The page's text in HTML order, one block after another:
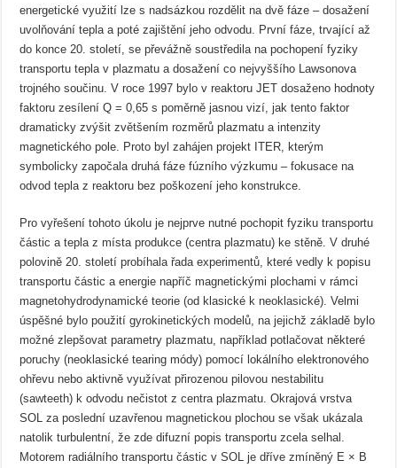
energetické využití lze s nadsázkou rozdělit na dvě fáze – dosažení
uvolňování tepla a poté zajištění jeho odvodu. První fáze, trvající až
do konce 20. století, se převážně soustředila na pochopení fyziky
transportu tepla v plazmatu a dosažení co nejvyššího Lawsonova
trojného součinu. V roce 1997 bylo v reaktoru JET dosaženo hodnoty
faktoru zesílení Q = 0,65 s poměrně jasnou vizí, jak tento faktor
dramaticky zvýšit zvětšením rozměrů plazmatu a intenzity
magnetického pole. Proto byl zahájen projekt ITER, kterým
symbolicky započala druhá fáze fúzního výzkumu – fokusace na
odvod tepla z reaktoru bez poškození jeho konstrukce.
Pro vyřešení tohoto úkolu je nejprve nutné pochopit fyziku transportu
částic a tepla z místa produkce (centra plazmatu) ke stěně. V druhé
polovině 20. století probíhala řada experimentů, které vedly k popisu
transportu částic a energie napříč magnetickými plochami v rámci
magnetohydrodynamické teorie (od klasické k neoklasické). Velmi
úspěšné bylo použití gyrokinetických modelů, na jejichž základě bylo
možné zlepšovat parametry plazmatu, například potlačovat některé
poruchy (neoklasické tearing módy) pomocí lokálního elektronového
ohřevu nebo aktivně využívat přirozenou pilovou nestabilitu
(sawteeth) k odvodu nečistot z centra plazmatu. Okrajová vrstva
SOL za poslední uzavřenou magnetickou plochou se však ukázala
natolik turbulentní, že zde difuzní popis transportu zcela selhal.
Motorem radiálního transportu částic v SOL je dříve zmíněný E × B